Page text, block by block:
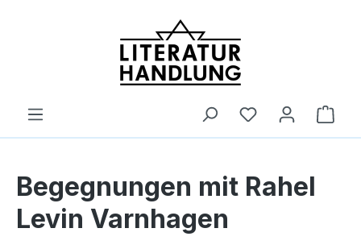
Begegnungen mit Rahel
Levin Varnhagen